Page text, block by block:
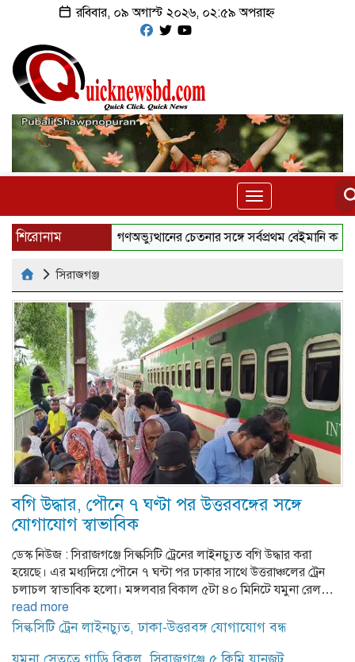
রবিবার, ০৯ অগাস্ট ২০২৬, ০২:৫৯ অপরাহ্ন
Toggle
navigation
শিরোনাম গণঅভ্যুত্থানের চেতনার সঙ্গে সর্বপ্রথম বেইমানি করেছেন
সিরাজগঞ্জ
বগি উদ্ধার, পৌনে ৭ ঘণ্টা পর উত্তরবঙ্গের সঙ্গে
যোগাযোগ স্বাভাবিক
ডেস্ক নিউজ : সিরাজগঞ্জে সিল্কসিটি ট্রেনের লাইনচ্যুত বগি উদ্ধার করা
হয়েছে। এর মধ্যদিয়ে পৌনে ৭ ঘন্টা পর ঢাকার সাথে উত্তরাঞ্চলের ট্রেন
চলাচল স্বাভাবিক হলো। মঙ্গলবার বিকাল ৫টা ৪০ মিনিটে যমুনা রেল…
read more
সিল্কসিটি ট্রেন লাইনচ্যুত, ঢাকা-উত্তরবঙ্গ যোগাযোগ বন্ধ